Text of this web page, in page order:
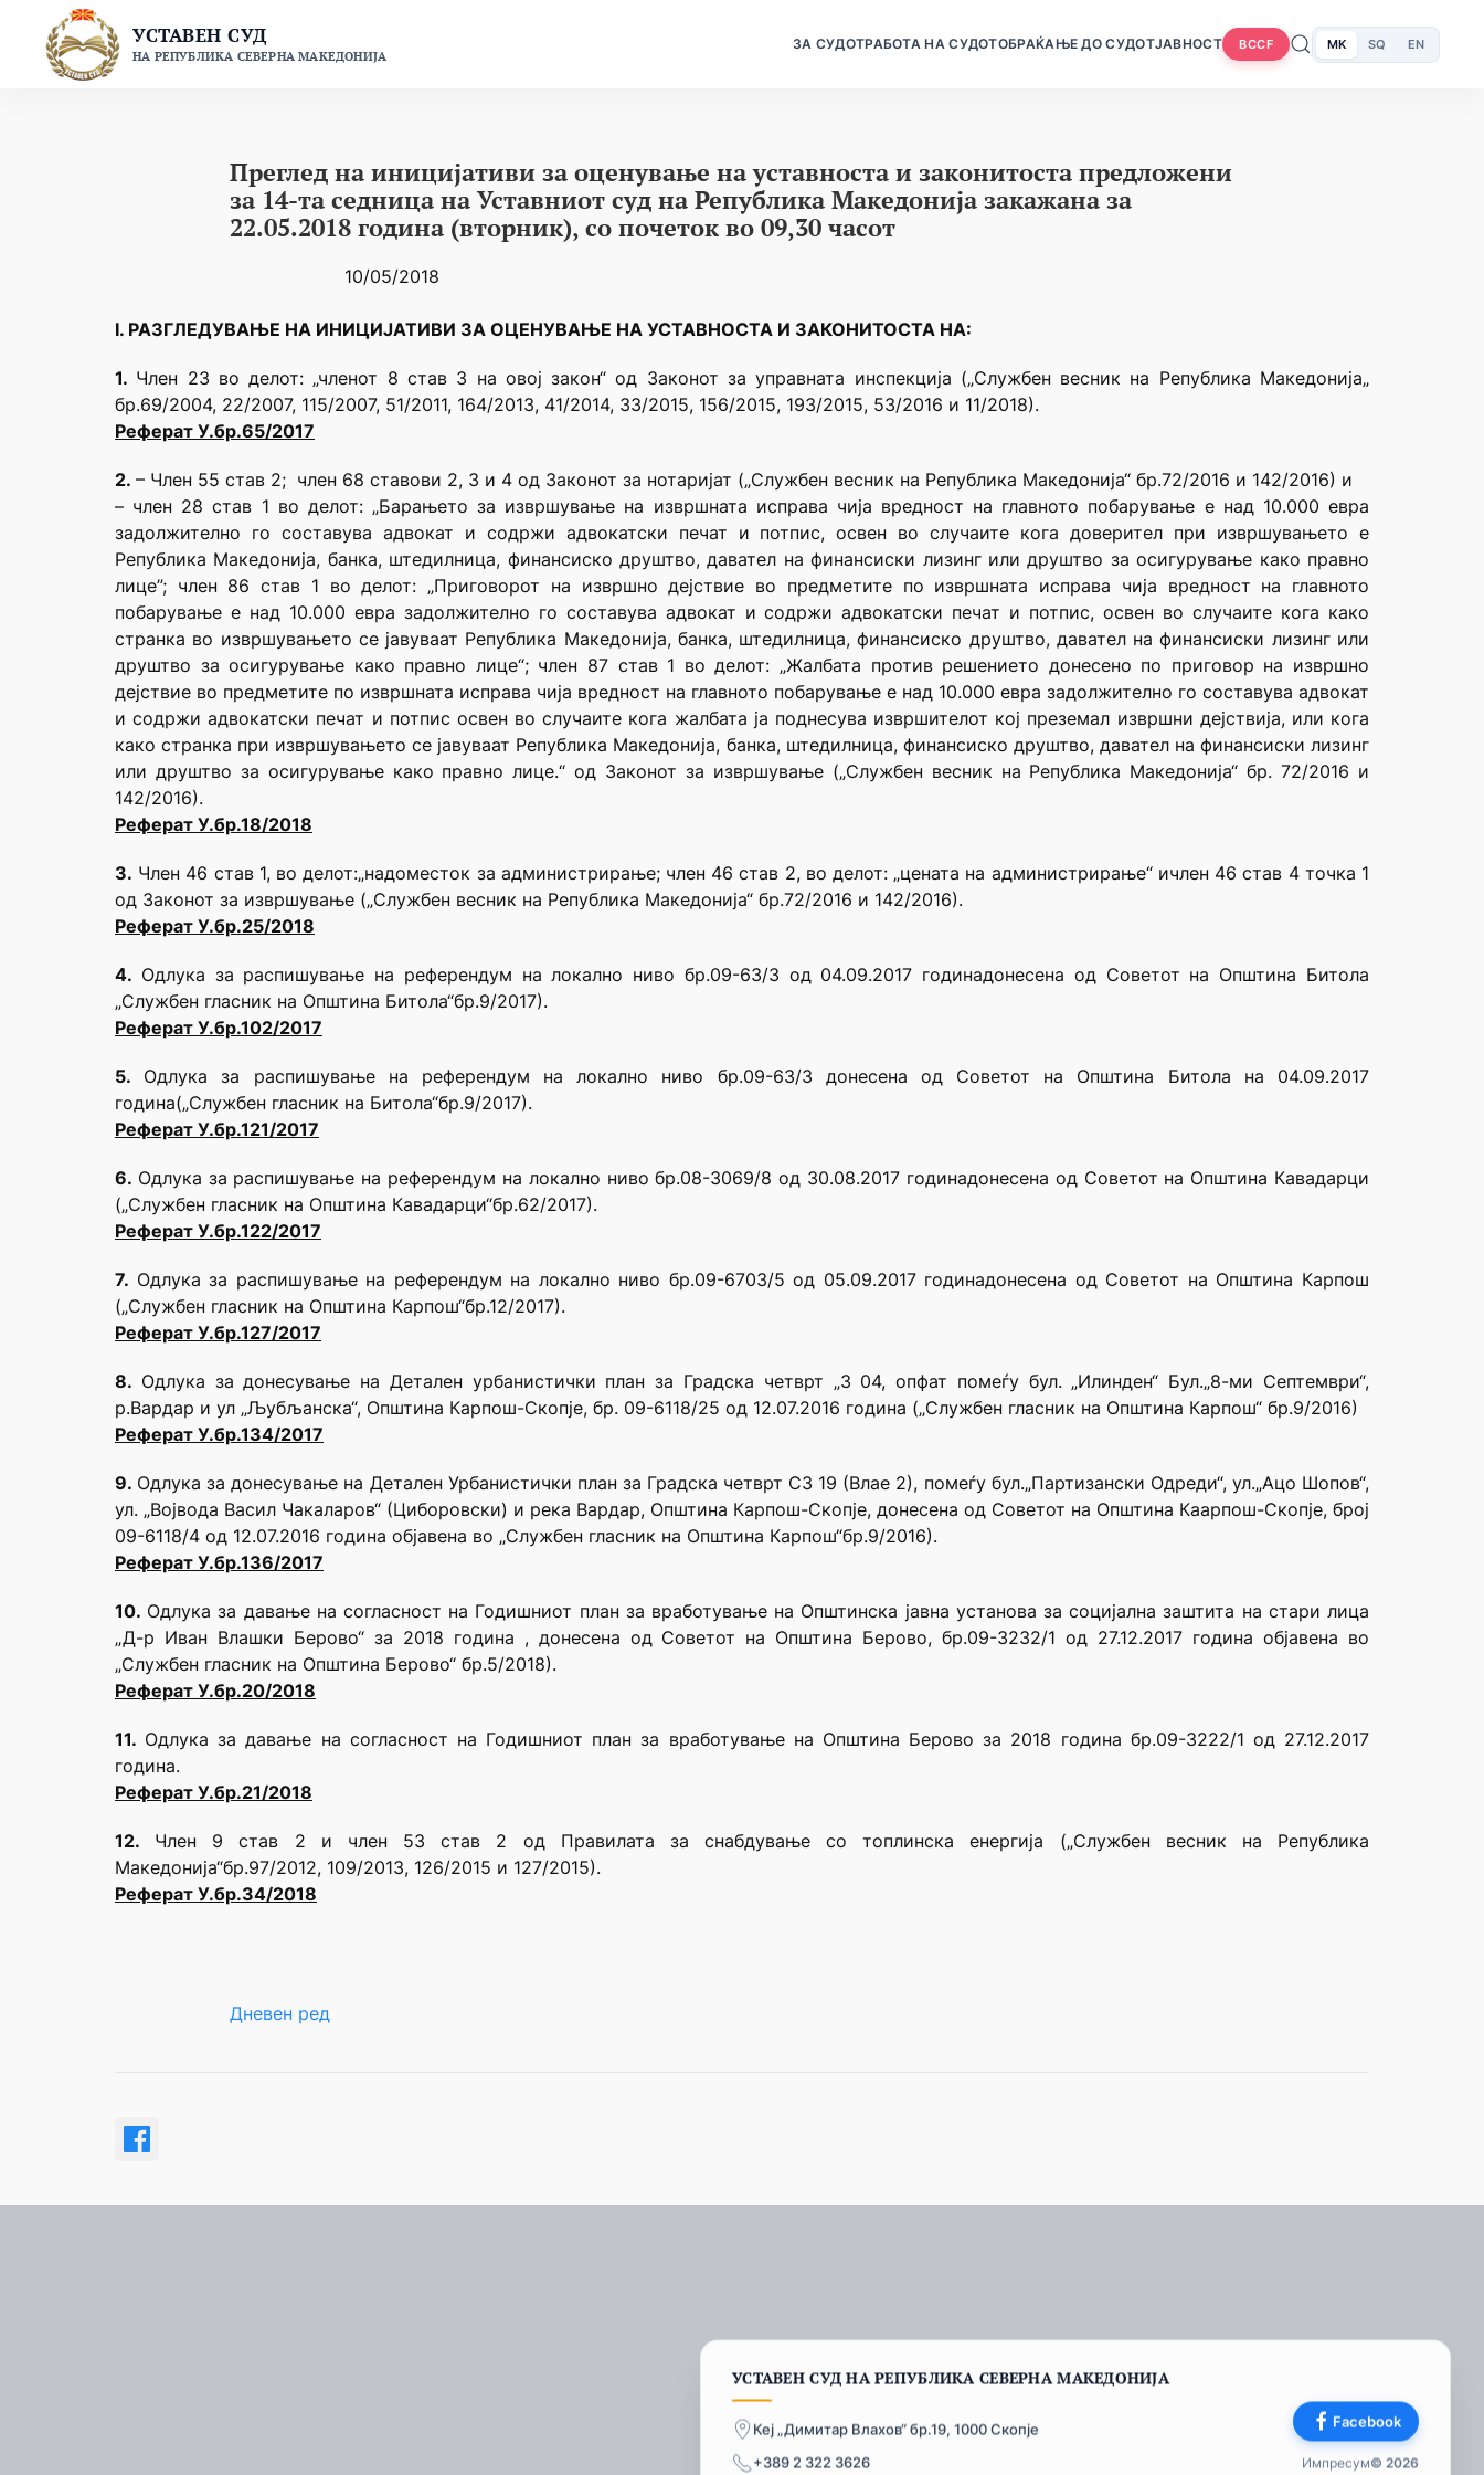
content
УСТАВЕН СУД
НА РЕПУБЛИКА СЕВЕРНА МАКЕДОНИЈА
ЗА СУДОТРАБОТА НА СУДОТОБРАЌАЊЕ ДО СУДОТЈАВНОСТ BCCF MK SQ EN
Преглед на иницијативи за оценување на уставноста и законитоста предложени
за 14-та седница на Уставниот суд на Република Македонија закажана за
22.05.2018 година (вторник), со почеток во 09,30 часот
10/05/2018
I. РАЗГЛЕДУВАЊЕ НА ИНИЦИЈАТИВИ ЗА ОЦЕНУВАЊЕ НА УСТАВНОСТА И ЗАКОНИТОСТА НА:
1. Член 23 во делот: „членот 8 став 3 на овој закон“ од Законот за управната инспекција („Службен весник на Република Македонија„
бр.69/2004, 22/2007, 115/2007, 51/2011, 164/2013, 41/2014, 33/2015, 156/2015, 193/2015, 53/2016 и 11/2018).
Реферат У.бр.65/2017
2. – Член 55 став 2; член 68 ставови 2, 3 и 4 од Законот за нотаријат („Службен весник на Република Македонија“ бр.72/2016 и 142/2016) и
– член 28 став 1 во делот: „Барањето за извршување на извршната исправа чија вредност на главното побарување е над 10.000 eвра
задолжително го составува адвокат и содржи адвокатски печат и потпис, освен во случаите кога доверител при извршувањето е
Република Македонија, банка, штедилница, финансиско друштво, давател на финансиски лизинг или друштво за осигурување како правно
лице”; член 86 став 1 во делот: „Приговорот на извршно дејствие во предметите по извршната исправа чија вредност на главното
побарување е над 10.000 евра задолжително го составува адвокат и содржи адвокатски печат и потпис, освен во случаите кога како
странка во извршувањето се јавуваат Република Македонија, банка, штедилница, финансиско друштво, давател на финансиски лизинг или
друштво за осигурување како правно лице“; член 87 став 1 во делот: „Жалбата против решението донесено по приговор на извршно
дејствие во предметите по извршната исправа чија вредност на главното побарување е над 10.000 евра задолжително го составува адвокат
и содржи адвокатски печат и потпис освен во случаите кога жалбата ја поднесува извршителот кој преземал извршни дејствија, или кога
како странка при извршувањето се јавуваат Република Македонија, банка, штедилница, финансиско друштво, давател на финансиски лизинг
или друштво за осигурување како правно лице.“ од Законот за извршување („Службен весник на Република Македонија“ бр. 72/2016 и
142/2016).
Реферат У.бр.18/2018
3. Член 46 став 1, во делот:„надоместок за администрирање; член 46 став 2, во делот: „цената на администрирање“ ичлен 46 став 4 точка 1
од Законот за извршување („Службен весник на Република Македонија“ бр.72/2016 и 142/2016).
Реферат У.бр.25/2018
4. Одлука за распишување на референдум на локално ниво бр.09-63/3 од 04.09.2017 годинадонесена од Советот на Општина Битола
„Службен гласник на Општина Битола“бр.9/2017).
Реферат У.бр.102/2017
5. Одлука за распишување на референдум на локално ниво бр.09-63/3 донесена од Советот на Општина Битола на 04.09.2017
година(„Службен гласник на Битола“бр.9/2017).
Реферат У.бр.121/2017
6. Одлука за распишување на референдум на локално ниво бр.08-3069/8 од 30.08.2017 годинадонесена од Советот на Општина Кавадарци
(„Службен гласник на Општина Кавадарци“бр.62/2017).
Реферат У.бр.122/2017
7. Одлука за распишување на референдум на локално ниво бр.09-6703/5 од 05.09.2017 годинадонесена од Советот на Општина Карпош
(„Службен гласник на Општина Карпош“бр.12/2017).
Реферат У.бр.127/2017
8. Одлука за донесување на Детален урбанистички план за Градска четврт „3 04, опфат помеѓу бул. „Илинден“ Бул.„8-ми Септември“,
р.Вардар и ул „Љубљанска“, Општина Карпош-Скопје, бр. 09-6118/25 од 12.07.2016 година („Службен гласник на Општина Карпош“ бр.9/2016)
Реферат У.бр.134/2017
9. Одлука за донесување на Детален Урбанистички план за Градска четврт С3 19 (Влае 2), помеѓу бул.„Партизански Одреди“, ул.„Ацо Шопов“,
ул. „Војвода Васил Чакаларов“ (Циборовски) и река Вардар, Општина Карпош-Скопје, донесена од Советот на Општина Каарпош-Скопје, број
09-6118/4 од 12.07.2016 година објавена во „Службен гласник на Општина Карпош“бр.9/2016).
Реферат У.бр.136/2017
10. Одлука за давање на согласност на Годишниот план за вработување на Општинска јавна установа за социјална заштита на стари лица
„Д-р Иван Влашки Берово“ за 2018 година , донесена од Советот на Општина Берово, бр.09-3232/1 од 27.12.2017 година објавена во
„Службен гласник на Општина Берово“ бр.5/2018).
Реферат У.бр.20/2018
11. Одлука за давање на согласност на Годишниот план за вработување на Општина Берово за 2018 година бр.09-3222/1 од 27.12.2017
година.
Реферат У.бр.21/2018
12. Член 9 став 2 и член 53 став 2 од Правилата за снабдување со топлинска енергија („Службен весник на Република
Македонија“бр.97/2012, 109/2013, 126/2015 и 127/2015).
Реферат У.бр.34/2018
Дневен ред
УСТАВЕН СУД НА РЕПУБЛИКА СЕВЕРНА МАКЕДОНИЈА
Кеј „Димитар Влахов“ бр.19, 1000 Скопје
+389 2 322 3626
Facebook
Импресум© 2026